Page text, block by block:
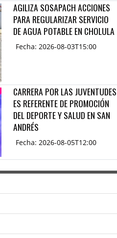
AGILIZA SOSAPACH ACCIONES
PARA REGULARIZAR SERVICIO
DE AGUA POTABLE EN CHOLULA
Fecha: 2026-08-03T15:00
CARRERA POR LAS JUVENTUDES
ES REFERENTE DE PROMOCIÓN
DEL DEPORTE Y SALUD EN SAN
ANDRÉS
Fecha: 2026-08-05T12:00